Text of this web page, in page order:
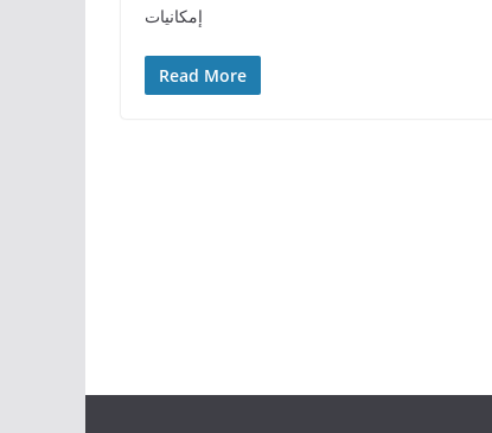
إمكانيات
Read More